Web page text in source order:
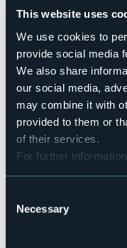
This website uses
We use cookies to
provide social media
We also share
our social media,
may combine it with
provided to them or
of their services.
For further
manage and delete
Selection
Necessary
della vita alpina e
Orari:
Lunedì/domenica
Chiuso
Adulti € 8.00
Ridotto 12 /+65 € 5.00
Event organizer
Museo del Paesaggio
Event location
Telephone